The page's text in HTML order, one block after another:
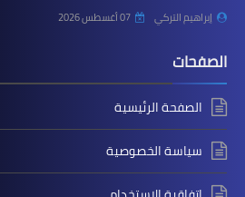
إبراهيم التركي 07 أغسطس 2026
الصفحات
الصفحة الرئيسية
سياسة الخصوصية